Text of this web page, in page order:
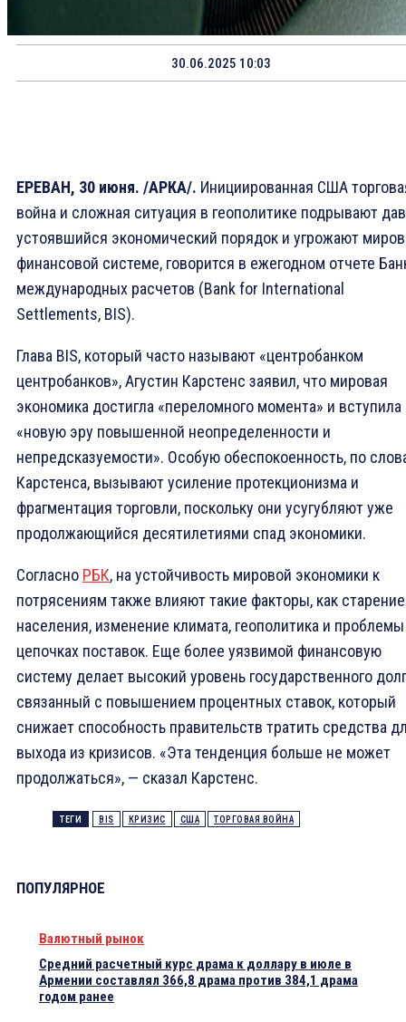
30.06.2025 10:03
ЕРЕВАН, 30 июня. /АРКА/. Инициированная США
война и сложная ситуация в геополитике подрывают
устоявшийся экономический порядок и угрожают
финансовой системе, говорится в ежегодном отчете
международных расчетов (Bank for International
Settlements, BIS).
Глава BIS, который часто называют «центробанком
центробанков», Агустин Карстенс заявил, что мировая
экономика достигла «переломного момента» и вступила
«новую эру повышенной неопределенности и
непредсказуемости». Особую обеспокоенность, по
Карстенса, вызывают усиление протекционизма и
фрагментация торговли, поскольку они усугубляют уже
продолжающийся десятилетиями спад экономики.
Согласно РБК, на устойчивость мировой экономики к
потрясениям также влияют такие факторы, как старение
населения, изменение климата, геополитика и
цепочках поставок. Еще более уязвимой финансовую
систему делает высокий уровень государственного
связанный с повышением процентных ставок, который
снижает способность правительств тратить средства
выхода из кризисов. «Эта тенденция больше не может
продолжаться», — сказал Карстенс.
ТЕГИ BIS КРИЗИС США ТОРГОВАЯ ВОЙНА
ПОПУЛЯРНОЕ
Валютный рынок
Средний расчетный курс драма к доллару в июле в
Армении составлял 366,8 драма против 384,1 драма
годом ранее